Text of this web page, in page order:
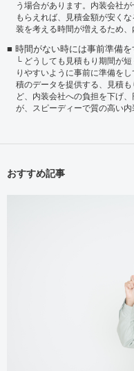
う場合があります。内装会社
もらえれば、見積金額が安く
装を考える時間が増えるため、
時間がない時には事前準備を
どうしても見積もり期間が
りやすいように事前に準備を
積のデータを提供する、見積
ど、内装会社への負担を下げ
が、スピーディーで質の高い内
おすすめ記事